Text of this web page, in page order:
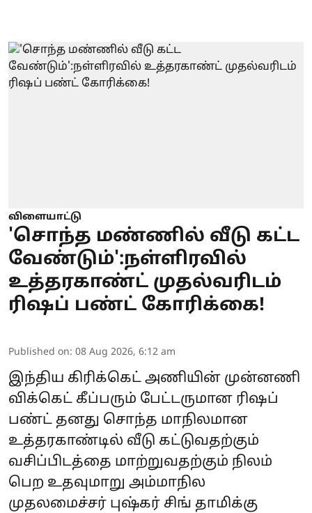
விளையாட்டு
'சொந்த மண்ணில் வீடு கட்ட
வேண்டும்':நள்ளிரவில்
உத்தரகாண்ட் முதல்வரிடம்
ரிஷப் பண்ட் கோரிக்கை!
Published on: 08 Aug 2026, 6:12 am
இந்திய கிரிக்கெட் அணியின் முன்னணி
விக்கெட் கீப்பரும் பேட்டருமான ரிஷப்
பண்ட் தனது சொந்த மாநிலமான
உத்தரகாண்டில் வீடு கட்டுவதற்கும்
வசிப்பிடத்தை மாற்றுவதற்கும் நிலம்
பெற உதவுமாறு அம்மாநில
முதலமைச்சர் புஷ்கர் சிங் தாமிக்கு